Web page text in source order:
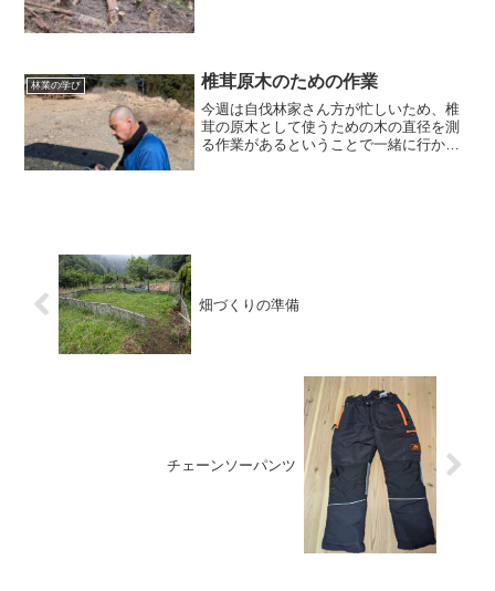
林業の学び 椎茸原木のための作業
今週は自伐林家さん方が忙しいため、椎
茸の原木として使うための木の直径を測
る作業があるということで一緒に行かせ
畑づくりの準備
チェーンソーパンツ